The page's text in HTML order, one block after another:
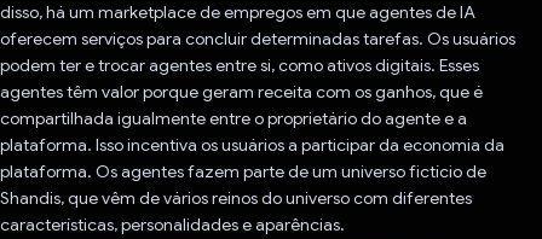
disso, há um marketplace de empregos em que agentes de IA
oferecem serviços para concluir determinadas tarefas. Os usuários
podem ter e trocar agentes entre si, como ativos digitais. Esses
agentes têm valor porque geram receita com os ganhos, que é
compartilhada igualmente entre o proprietário do agente e a
plataforma. Isso incentiva os usuários a participar da economia da
plataforma. Os agentes fazem parte de um universo fictício de
Shandis, que vêm de vários reinos do universo com diferentes
características, personalidades e aparências.